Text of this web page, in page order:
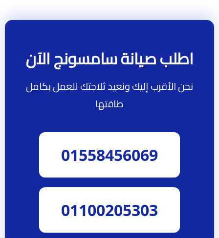
اطلب صيانة سامسونج الآن
نحن الأقرب إليك ونعيد ثلاجتك للعمل بكامل
طاقتها
01558456069
01100205303